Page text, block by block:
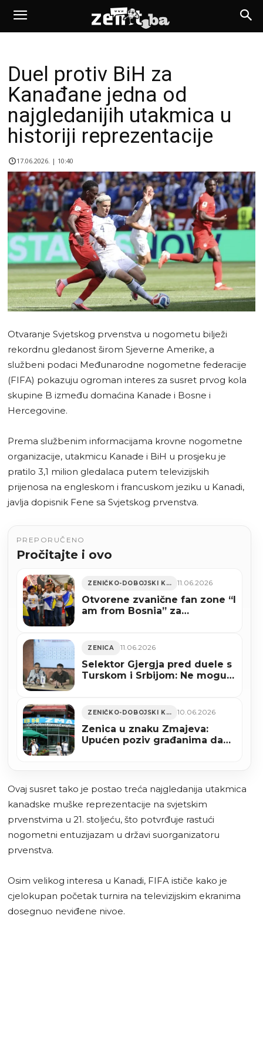
Duel protiv BiH za
Kanađane jedna od
najgledanijih utakmica u
historiji reprezentacije
17.06.2026. | 10:40
Otvaranje Svjetskog prvenstva u nogometu bilježi
rekordnu gledanost širom Sjeverne Amerike, a
službeni podaci Međunarodne nogometne federacije
(FIFA) pokazuju ogroman interes za susret prvog kola
skupine B između domaćina Kanade i Bosne i
Hercegovine.
Prema službenim informacijama krovne nogometne
organizacije, utakmicu Kanade i BiH u prosjeku je
pratilo 3,1 milion gledalaca putem televizijskih
prijenosa na engleskom i francuskom jeziku u Kanadi,
javlja dopisnik Fene sa Svjetskog prvenstva.
PREPORUČENO
Pročitajte i ovo
ZENIČKO-DOBOJSKI KANTON 11.06.2026
Otvorene zvanične fan zone “I
am from Bosnia” za
ZENICA 11.06.2026
Selektor Gjergja pred duele s
Turskom i Srbijom: Ne mogu
ZENIČKO-DOBOJSKI KANTON 10.06.2026
Zenica u znaku Zmajeva:
Upućen poziv građanima da
Ovaj susret tako je postao treća najgledanija utakmica
kanadske muške reprezentacije na svjetskim
prvenstvima u 21. stoljeću, što potvrđuje rastući
nogometni entuzijazam u državi suorganizatoru
prvenstva.
​Osim velikog interesa u Kanadi, FIFA ističe kako je
cjelokupan početak turnira na televizijskim ekranima
dosegnuo neviđene nivoe.